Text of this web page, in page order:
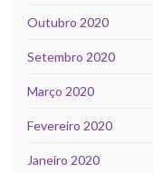
Outubro 2020
Setembro 2020
Março 2020
Fevereiro 2020
Janeiro 2020